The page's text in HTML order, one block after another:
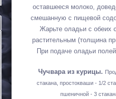
оставшееся молоко,
смешанную с пищевой
Жарьте оладьи с обеих
растительным (толщина
При подаче оладьи
Чучвара из курицы.
стакана, простокваши - 1/2
пшеничной - 3